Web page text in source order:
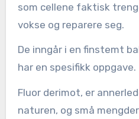
som cellene faktisk
vokse og reparere seg.
De inngår i en finstemt
har en spesifikk oppgave.
Fluor derimot, er
naturen, og små